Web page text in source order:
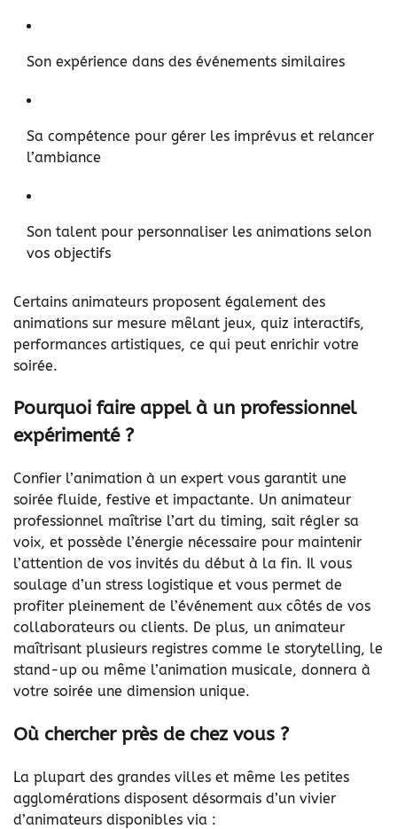
Son expérience dans des événements similaires
Sa compétence pour gérer les imprévus et relancer
l’ambiance
Son talent pour personnaliser les animations selon
vos objectifs
Certains animateurs proposent également des
animations sur mesure mêlant jeux, quiz interactifs,
performances artistiques, ce qui peut enrichir votre
soirée.
Pourquoi faire appel à un professionnel
expérimenté ?
Confier l’animation à un expert vous garantit une
soirée fluide, festive et impactante. Un animateur
professionnel maîtrise l’art du timing, sait régler sa
voix, et possède l’énergie nécessaire pour maintenir
l’attention de vos invités du début à la fin. Il vous
soulage d’un stress logistique et vous permet de
profiter pleinement de l’événement aux côtés de vos
collaborateurs ou clients. De plus, un animateur
maîtrisant plusieurs registres comme le storytelling, le
stand-up ou même l’animation musicale, donnera à
votre soirée une dimension unique.
Où chercher près de chez vous ?
La plupart des grandes villes et même les petites
agglomérations disposent désormais d’un vivier
d’animateurs disponibles via :